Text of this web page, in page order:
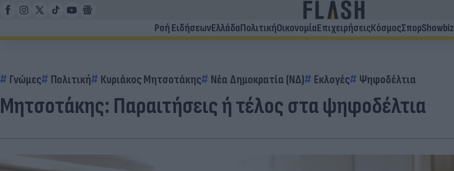
Ροή ΕιδήσεωνΕλλάδαΠολιτικήΟικονομίαΕπιχειρήσειςΚόσμοςΣπορShowbiz
Γνώμες Πολιτική Κυριάκος Μητσοτάκης Νέα Δημοκρατία (ΝΔ) Εκλογές Ψηφοδέλτια
Μητσοτάκης: Παραιτήσεις ή τέλος στα ψηφοδέλτια